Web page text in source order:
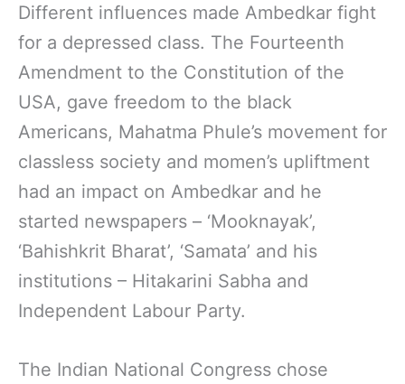
Different influences made Ambedkar fight
for a depressed class. The Fourteenth
Amendment to the Constitution of the
USA, gave freedom to the black
Americans, Mahatma Phule’s movement for
classless society and momen’s upliftment
had an impact on Ambedkar and he
started newspapers – ‘Mooknayak’,
‘Bahishkrit Bharat’, ‘Samata’ and his
institutions – Hitakarini Sabha and
Independent Labour Party.
The Indian National Congress chose